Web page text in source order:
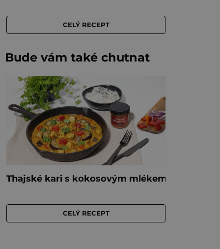
Bude vám také chutnat